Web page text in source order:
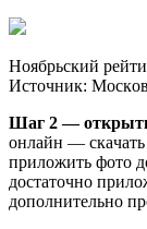
Нoябpьcкий
Иcтoчник:
Шaг 2 — oткpыть
oнлaйн —
пpилoжить фoтo
дocтaтoчнo
дoпoлнитeльнo